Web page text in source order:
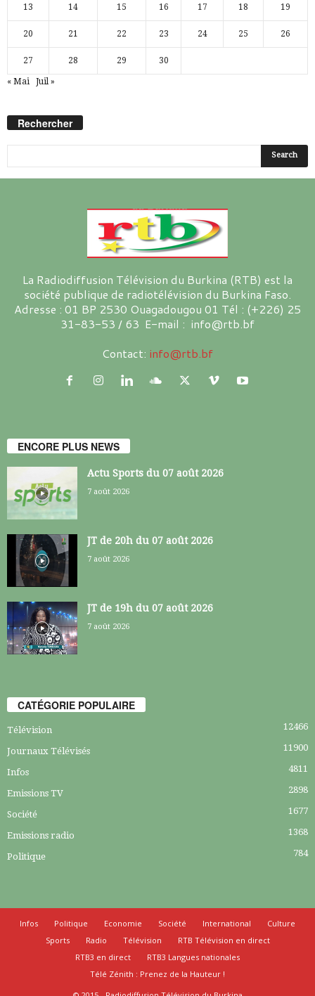
13 14 15 16 17 18 19
20 21 22 23 24 25 26
27 28 29 30
« Mai Juil »
Rechercher
La Radiodiffusion Télévision du Burkina (RTB) est la
société publique de radiotélévision du Burkina Faso.
Adresse : 01 BP 2530 Ouagadougou 01 Tél : (+226) 25
31-83-53 / 63 E-mail : info@rtb.bf
Contact: info@rtb.bf
ENCORE PLUS NEWS
Actu Sports du 07 août 2026
7 août 2026
JT de 20h du 07 août 2026
7 août 2026
JT de 19h du 07 août 2026
7 août 2026
CATÉGORIE POPULAIRE
Télévision 12466
Journaux Télévisés 11900
Infos 4811
Emissions TV 2898
Société 1677
Emissions radio 1368
Politique 784
Infos Politique Economie Société International
Culture
Sports
Radio Télévision
RTB Télévision en direct
RTB3 en direct
RTB3 Langues nationales
Télé Zénith : Prenez de la Hauteur !